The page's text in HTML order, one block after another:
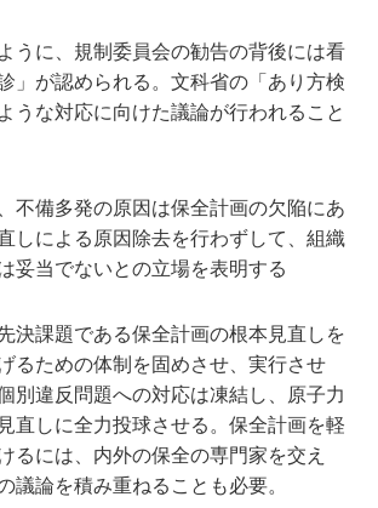
うに、規制委員会の勧告の背後には看
」が認められる。文科省の「あり方検
うな対応に向けた議論が行われること
不備多発の原因は保全計画の欠陥にあ
しによる原因除去を行わずして、組織
妥当でないとの立場を表明する
決課題である保全計画の根本見直しを
るための体制を固めさせ、実行させ
別違反問題への対応は凍結し、原子力
直しに全力投球させる。保全計画を軽
るには、内外の保全の専門家を交え
議論を積み重ねることも必要。